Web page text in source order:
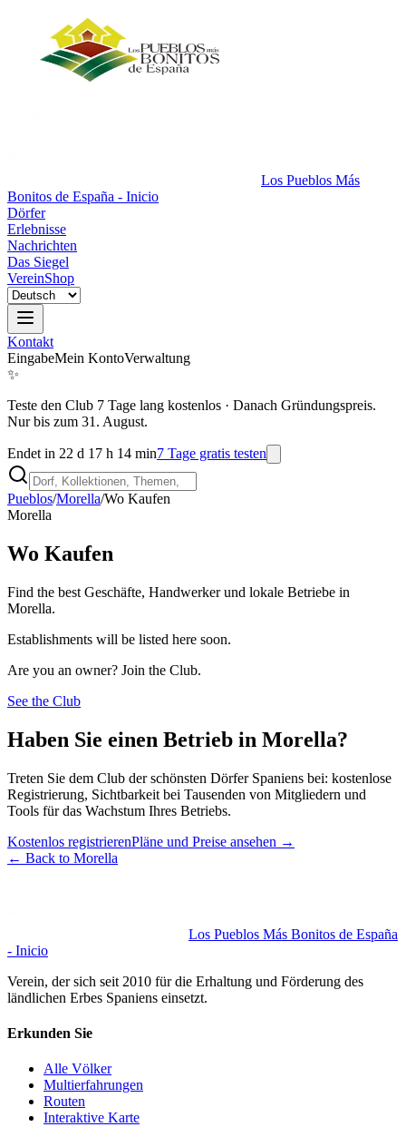
Los Pueblos Más
Bonitos de España - Inicio
Dörfer
Erlebnisse
Nachrichten
Das Siegel
VereinShop
Kontakt
EingabeMein KontoVerwaltung
✨
Teste den Club 7 Tage lang kostenlos · Danach Gründungspreis.
Nur bis zum 31. August.
Endet in 22 d 17 h 14 min7 Tage gratis testen
Pueblos/Morella/Wo Kaufen
Morella
Wo Kaufen
Find the best Geschäfte, Handwerker und lokale Betriebe in
Morella.
Establishments will be listed here soon.
Are you an owner? Join the Club.
See the Club
Haben Sie einen Betrieb in Morella?
Treten Sie dem Club der schönsten Dörfer Spaniens bei: kostenlose
Registrierung, Sichtbarkeit bei Tausenden von Mitgliedern und
Tools für das Wachstum Ihres Betriebs.
Kostenlos registrierenPläne und Preise ansehen →
← Back to Morella
Los Pueblos Más Bonitos de España
- Inicio
Verein, der sich seit 2010 für die Erhaltung und Förderung des
ländlichen Erbes Spaniens einsetzt.
Erkunden Sie
Alle Völker
Multierfahrungen
Routen
Interaktive Karte